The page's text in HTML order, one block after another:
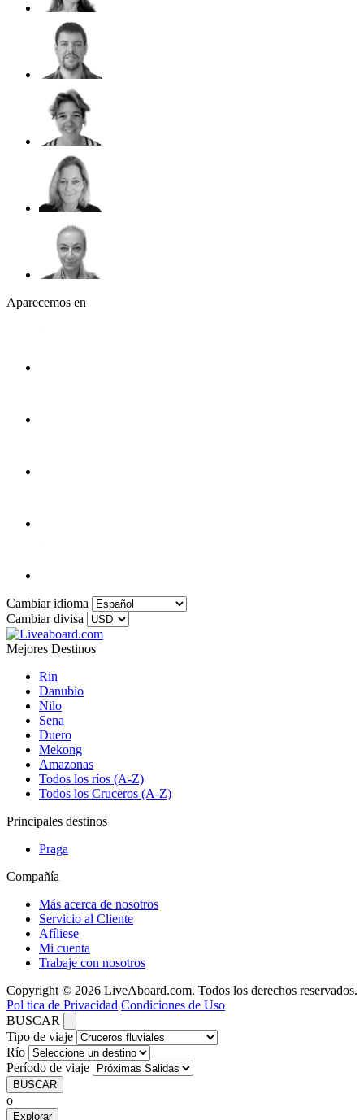
Aparecemos en
Cambiar idioma
Cambiar divisa
Mejores Destinos
Rin
Danubio
Nilo
Sena
Duero
Mekong
Amazonas
Todos los ríos (A-Z)
Todos los Cruceros (A-Z)
Principales destinos
Praga
Compañía
Más acerca de nosotros
Servicio al Cliente
Afíliese
Mi cuenta
Trabaje con nosotros
Copyright © 2026 LiveAboard.com. Todos los derechos reservados.
Pol tica de Privacidad Condiciones de Uso
BUSCAR
Tipo de viaje
Río
Período de viaje
BUSCAR
o
Explorar